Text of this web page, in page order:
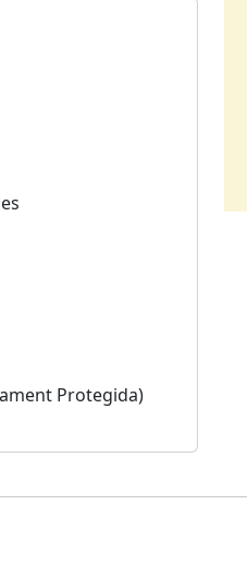
Protegida)